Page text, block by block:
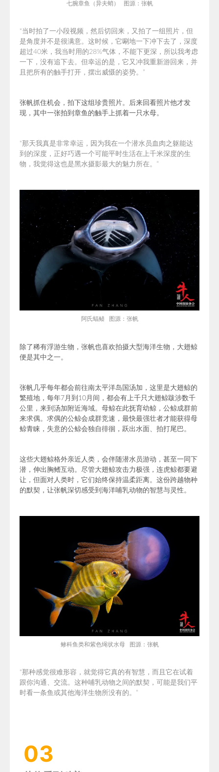
七腕章鱼 （异夫蛸） 图源：张帆
“当时拍了一小段视频，然后切回来，又拍了一组照片，但
是角度并不是很满意。这时候，它唰地一下冲下去了，深度
超过40米，我当时用的28%气体，不能下更深，所以我考虑
一下，没有追下去。但幸运的是，它又冲我重新游回来，并
且把所有的触手打开，摆出威慑的姿势。 ”
张帆抓住机会，拍下这组珍贵照片。后来回看照片他才发
现，其中一张拍到章鱼的触手上抓着一只水母。
“那天我真是非常幸运，因为我在一个潜水员血肉之躯能达
到的深度，正好巧遇一个可能平时生活在上千米深度的生
物，我觉得这也是黑水摄影最大的魅力所在。”
阿氏蝠鲼 图源：张帆
除了稀有浮游生物，张帆也喜欢拍摄大型海洋生物， 大翅鲸
便是其中之一。
张帆几乎每年都会前往南太平洋岛国汤加，这里是大翅鲸的
繁殖地， 每年7月到10月间，都会有上千只大翅鲸跋涉数千
公里，来到汤加附近海域。 母鲸在此抚育幼鲸，公鲸成群前
来求偶。求偶的公鲸会成群竞速，最快最强壮者才能获得母
鲸青睐，失意的公鲸会独自徘徊，跃出水面、拍打尾巴。
这些大翅鲸格外亲近人类，会伴随潜水员游动，甚至一同下
潜，伸出胸鳍互动。尽管大翅鲸攻击力极强，连虎鲸都要避
让，但面对人类时，它们始终保持温柔距离。这份跨越物种
的默契，让张帆深切感受到海洋哺乳动物的智慧与灵性。
鲹科鱼类和紫色绳状水母 图源：张帆
“那种感觉很难形容，就觉得它真的有智慧，而且它在试着
跟你沟通、交流。这种哺乳动物之间的默契，可能是我们平
时看一条鱼或其他海洋生物所没有的。”
03